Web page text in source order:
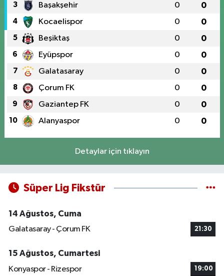
3 Başakşehir 0 0
4 Kocaelispor 0 0
5 Beşiktaş 0 0
6 Eyüpspor 0 0
7 Galatasaray 0 0
8 Çorum FK 0 0
9 Gaziantep FK 0 0
10 Alanyaspor 0 0
Detaylar için tıklayın
Süper Lig Fikstür
14 Ağustos, Cuma
Galatasaray - Çorum FK
21:30
15 Ağustos, Cumartesi
Konyaspor - Rizespor
19:00